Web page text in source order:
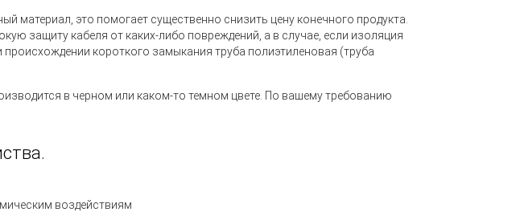
материал, это помогает существенно снизить цену конечного продукта.
защиту кабеля от каких-либо повреждений, а в случае, если изоляция
короткого замыкания труба полиэтиленовая (труба
в черном или каком-то темном цвете. По вашему требованию
воздействиям